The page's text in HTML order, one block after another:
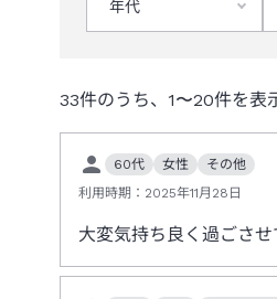
年代
33件のうち、 1〜20件を表
60代 女性
その他
利用時期： 2025年11月28日
大変気持ち良く過ごさ